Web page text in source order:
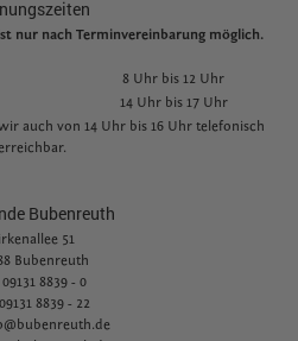
nur nach Terminvereinbarung möglich.
8 Uhr bis 12 Uhr
14 Uhr bis 17 Uhr
auch von 14 Uhr bis 16 Uhr telefonisch
Bubenreuth
51
Bubenreuth
09131 8839 - 0
09131 8839 - 22